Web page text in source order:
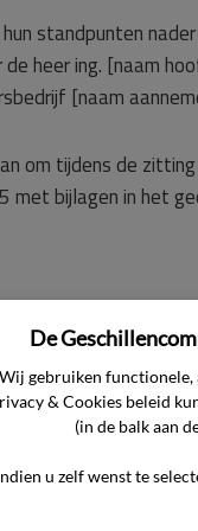
standpunten
heer ing. [naam
[naam
om tijdens de
bijlagen in het
van zijn
van de platen is
hetgeen
genot van de
De
Wij gebruiken functionele,
& Cookies beleid
(in de balk aan
u zelf wenst te